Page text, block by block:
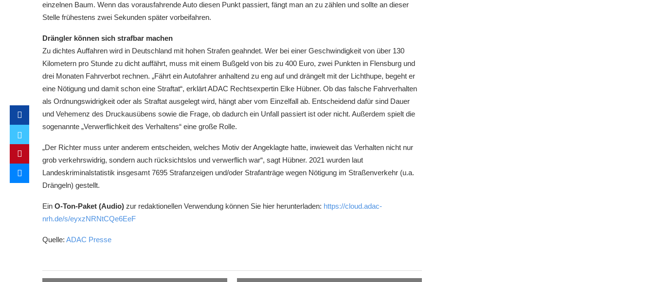
einzelnen Baum. Wenn das vorausfahrende Auto diesen Punkt passiert, fängt man an zu zählen und sollte an dieser
Stelle frühestens zwei Sekunden später vorbeifahren.
Drängler können sich strafbar machen
Zu dichtes Auffahren wird in Deutschland mit hohen Strafen geahndet. Wer bei einer Geschwindigkeit von über 130
Kilometern pro Stunde zu dicht auffährt, muss mit einem Bußgeld von bis zu 400 Euro, zwei Punkten in Flensburg und
drei Monaten Fahrverbot rechnen. „Fährt ein Autofahrer anhaltend zu eng auf und drängelt mit der Lichthupe, begeht er
eine Nötigung und damit schon eine Straftat“, erklärt ADAC Rechtsexpertin Elke Hübner. Ob das falsche Fahrverhalten
als Ordnungswidrigkeit oder als Straftat ausgelegt wird, hängt aber vom Einzelfall ab. Entscheidend dafür sind Dauer
und Vehemenz des Druckausübens sowie die Frage, ob dadurch ein Unfall passiert ist oder nicht. Außerdem spielt die
sogenannte „Verwerflichkeit des Verhaltens“ eine große Rolle.
„Der Richter muss unter anderem entscheiden, welches Motiv der Angeklagte hatte, inwieweit das Verhalten nicht nur
grob verkehrswidrig, sondern auch rücksichtslos und verwerflich war“, sagt Hübner. 2021 wurden laut
Landeskriminalstatistik insgesamt 7695 Strafanzeigen und/oder Strafanträge wegen Nötigung im Straßenverkehr (u.a.
Drängeln) gestellt.
Ein O-Ton-Paket (Audio) zur redaktionellen Verwendung können Sie hier herunterladen: https://cloud.adac-
nrh.de/s/eyxzNRNtCQe6EeF
Quelle: ADAC Presse